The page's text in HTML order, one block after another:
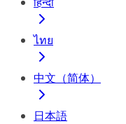
ไทย
中文（简体）
日本語